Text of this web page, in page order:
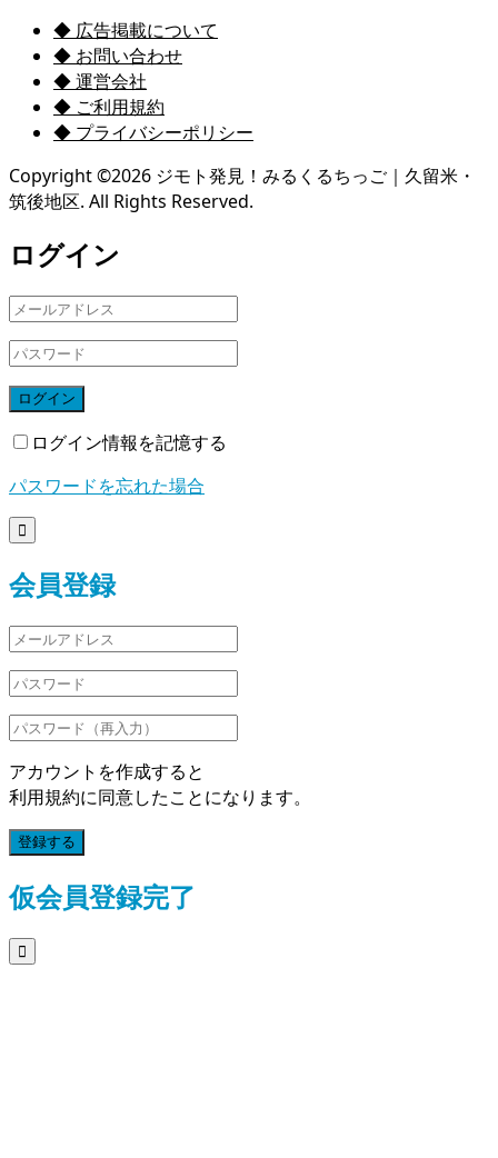
◆ 広告掲載について
◆ お問い合わせ
◆ 運営会社
◆ ご利用規約
◆ プライバシーポリシー
Copyright ©2026 ジモト発見！みるくるちっご｜久留米・
筑後地区. All Rights Reserved.
ログイン
ログイン
ログイン情報を記憶する
パスワードを忘れた場合

会員登録
アカウントを作成すると
利用規約に同意したことになります。
登録する
仮会員登録完了
